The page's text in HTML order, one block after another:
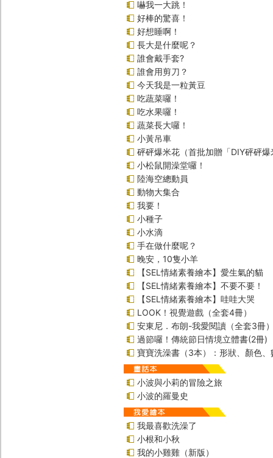
嚇我一大跳！
好棒的驚喜！
好想睡啊！
長大是什麼呢？
誰會戴手套?
誰會用剪刀？
今天我是一粒黃豆
吃蔬菜囉！
吃水果囉！
蔬菜長大囉！
小黃吊車
砰砰爆米花（首批加贈「DIY砰砰
小松鼠開澡堂囉！
陸海空總動員
動物大集合
我要！
小種子
小水滴
手在做什麼呢？
晚安，10隻小羊
【SEL情緒素養繪本】愛生氣的貓
【SEL情緒素養繪本】不要不要！
【SEL情緒素養繪本】哇哇大哭
LOOK！視覺遊戲（全套4冊）
安東尼．布朗-我愛閱讀（全套3冊
過節囉！傳統節日情境立體書(2冊)
寶寶洗澡書（3本）：形狀、顏色、
小波與小莉的冒險之旅
小波的羅曼史
我最喜歡洗澡了
小根和小秋
我的小雞雞（新版）